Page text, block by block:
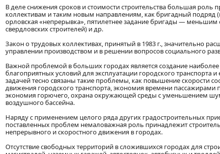
В деле снижения сроков и стоимости строительства большая роль
коллективам и таким новым направлениям, как бригадный подряд
орловская «непрерывка», пятилетнее задание бригады — меньшим
свердловских строителей) и др.
Закон о трудовых коллективах, принятый в 1983 г., значительно
управлении производством и в решении вопросов социального
Важной проблемой в больших городах является создание
благоприятных условий для эксплуатации городского транспорта и
задачей тесно связаны такие проблемы, как повышение скорости
движения городского транспорта, экономия времени пассажирами
экономия горючего, охрана окружающей среды с уменьшением
воздушного бассейна.
Наряду с применением целого ряда других градостроительных
поставленных проблем немаловажная роль принадлежит
непрерывного и скоростного движения в городах.
Отсутствие свободных территорий в сложившихся городах для